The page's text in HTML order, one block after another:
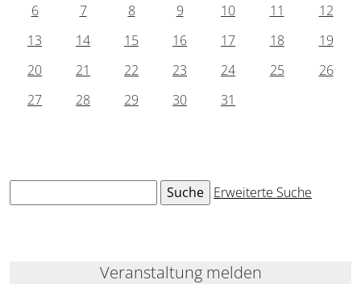
6
7 8 9 10 11
12
13
14 15 16 17 18
19
20
21 22 23 24 25
26
27
28 29 30 31
Erweiterte Suche
Veranstaltung melden